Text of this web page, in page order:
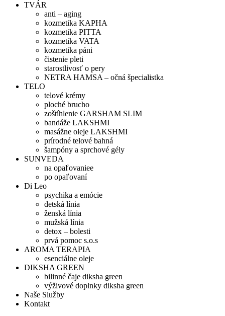
TVÁR
anti – aging
kozmetika KAPHA
kozmetika PITTA
kozmetika VATA
kozmetika páni
čistenie pleti
starostlivosť o pery
NETRA HAMSA – očná špecialistka
TELO
telové krémy
ploché brucho
zoštíhlenie GARSHAM SLIM
bandáže LAKSHMI
masážne oleje LAKSHMI
prírodné telové bahná
šampóny a sprchové gély
SUNVEDA
na opaľovaniee
po opaľovaní
Di Leo
psychika a emócie
detská línia
ženská línia
mužská línia
detox – bolesti
prvá pomoc s.o.s
AROMA TERAPIA
esenciálne oleje
DIKSHA GREEN
bilinné čaje diksha green
výživové doplnky diksha green
Naše Služby
Kontakt